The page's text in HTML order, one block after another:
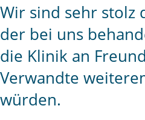
Wir sind sehr stolz
der bei uns
die Klinik an
Verwandte
würden.